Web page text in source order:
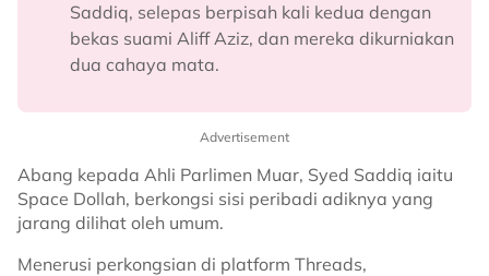
Saddiq, selepas berpisah kali kedua dengan
bekas suami Aliff Aziz, dan mereka dikurniakan
dua cahaya mata.
Advertisement
Abang kepada Ahli Parlimen Muar, Syed Saddiq iaitu
Space Dollah, berkongsi sisi peribadi adiknya yang
jarang dilihat oleh umum.
Menerusi perkongsian di platform Threads,